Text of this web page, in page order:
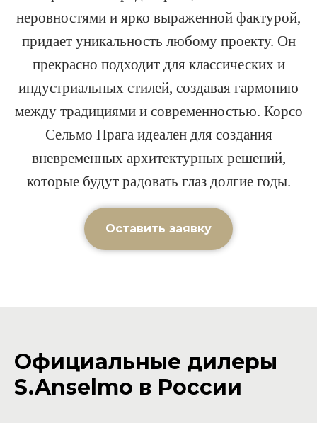
неровностями и ярко выраженной фактурой,
придает уникальность любому проекту. Он
прекрасно подходит для классических и
индустриальных стилей, создавая гармонию
между традициями и современностью. Корсо
Сельмо Прага идеален для создания
вневременных архитектурных решений,
которые будут радовать глаз долгие годы.
Оставить заявку
Официальные дилеры
S.Anselmo в России